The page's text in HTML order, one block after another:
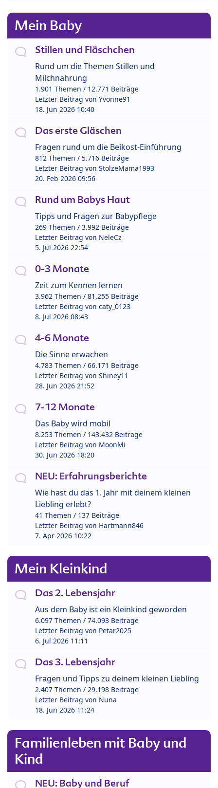
Mein Baby
Stillen und Fläschchen
Rund um die Themen Stillen und
Milchnahrung
1.901 Themen / 12.771 Beiträge
Letzter Beitrag von Yvonne91
18. Jun 2026 10:40
Das erste Gläschen
Fragen rund um die Beikost-Einführung
812 Themen / 5.716 Beiträge
Letzter Beitrag von StolzeMama1993
20. Feb 2026 09:56
Rund um Babys Haut
Tipps und Fragen zur Babypflege
269 Themen / 3.992 Beiträge
Letzter Beitrag von NeleCz
5. Jul 2026 22:54
0-3 Monate
Zeit zum Kennen lernen
3.962 Themen / 81.255 Beiträge
Letzter Beitrag von caty_0123
8. Jul 2026 08:43
4-6 Monate
Die Sinne erwachen
4.783 Themen / 66.171 Beiträge
Letzter Beitrag von Shiney11
28. Jun 2026 21:52
7-12 Monate
Das Baby wird mobil
8.253 Themen / 143.432 Beiträge
Letzter Beitrag von MoonMi
30. Jun 2026 18:20
NEU: Erfahrungsberichte
Wie hast du das 1. Jahr mit deinem kleinen
Liebling erlebt?
41 Themen / 137 Beiträge
Letzter Beitrag von Hartmann846
7. Apr 2026 10:22
Mein Kleinkind
Das 2. Lebensjahr
Aus dem Baby ist ein Kleinkind geworden
6.097 Themen / 74.093 Beiträge
Letzter Beitrag von Petar2025
6. Jul 2026 11:11
Das 3. Lebensjahr
Fragen und Tipps zu deinem kleinen Liebling
2.407 Themen / 29.198 Beiträge
Letzter Beitrag von Nuna
18. Jun 2026 11:24
Familienleben mit Baby und
Kind
NEU: Baby und Beruf